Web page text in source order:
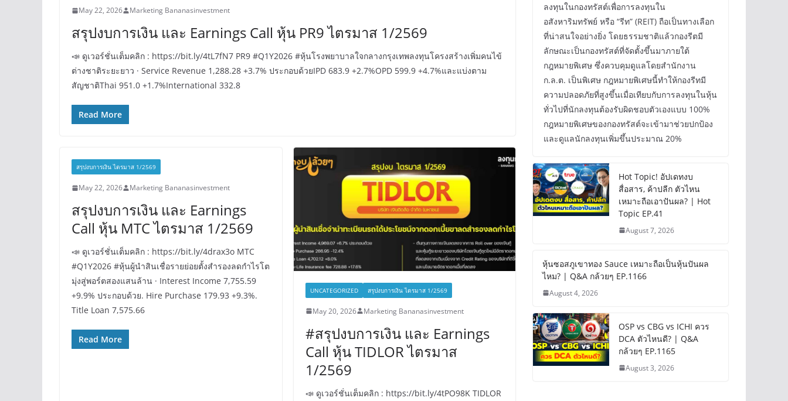
May 22, 2026 Marketing Bananasinvestment
สรุปงบการเงิน และ Earnings Call หุ้น PR9 ไตรมาส 1/2569
📣 ดูเวอร์ชั่นเต็มคลิก : https://bit.ly/4tL7fN7 PR9 #Q1Y2026 #หุ้นโรงพยาบาลใจกลางกรุงเทพลงทุนโครงสร้างเพิ่มคนไข้
ต่างชาติระยะยาว · Service Revenue 1,288.28 +3.7% ประกอบด้วยIPD 683.9 +2.7%OPD 599.9 +4.7%และแบ่งตาม
สัญชาติThai 951.0 +1.7%International 332.8
Read More
สรุปงบการเงิน ไตรมาส 1/2569
May 22, 2026 Marketing Bananasinvestment
สรุปงบการเงิน และ Earnings
Call หุ้น MTC ไตรมาส 1/2569
📣 ดูเวอร์ชั่นเต็มคลิก : https://bit.ly/4drax3o MTC
#Q1Y2026 #หุ้นผู้นำสินเชื่อรายย่อยตั้งสำรองลดกำไรโต
มุ่งสู่พอร์ตสองแสนล้าน · Interest Income 7,755.59
+9.9% ประกอบด้วย. Hire Purchase 179.93 +9.3%.
Title Loan 7,575.66
Read More
UNCATEGORIZED สรุปงบการเงิน ไตรมาส 1/2569
May 20, 2026 Marketing Bananasinvestment
#สรุปงบการเงิน และ Earnings
Call หุ้น TIDLOR ไตรมาส
1/2569
📣 ดูเวอร์ชั่นเต็มคลิก : https://bit.ly/4tPO98K TIDLOR
ลงทุนในกองทรัสต์เพื่อการลงทุนใน
อสังหาริมทรัพย์ หรือ “รีท” (REIT) ถือเป็นทางเลือก
ที่น่าสนใจอย่างยิ่ง โดยธรรมชาติแล้วกองรีตมี
ลักษณะเป็นกองทรัสต์ที่จัดตั้งขึ้นมาภายใต้
กฎหมายพิเศษ ซึ่งควบคุมดูแลโดยสำนักงาน
ก.ล.ต. เป็นพิเศษ กฎหมายพิเศษนี้ทำให้กองรีทมี
ความปลอดภัยที่สูงขึ้นเมื่อเทียบกับการลงทุนในหุ้น
ทั่วไปที่นักลงทุนต้องรับผิดชอบตัวเองแบบ 100%
กฎหมายพิเศษของกองทรัสต์จะเข้ามาช่วยปกป้อง
และดูแลนักลงทุนเพิ่มขึ้นประมาณ 20%
Hot Topic! อัปเดทงบ
สื่อสาร, ค้าปลีก ตัวไหน
เหมาะถือเอาปันผล? | Hot
Topic EP.41
August 7, 2026
หุ้นซอสภูเขาทอง Sauce เหมาะถือเป็นหุ้นปันผล
ไหม? | Q&A กล้วยๆ EP.1166
August 4, 2026
OSP vs CBG vs ICHI ควร
DCA ตัวไหนดี? | Q&A
กล้วยๆ EP.1165
August 3, 2026